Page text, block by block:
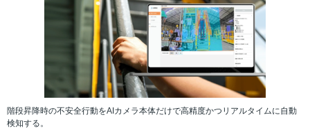
階段昇降時の不安全行動をAIカメラ本体だけで高精度かつリアルタイムに自動
検知する。